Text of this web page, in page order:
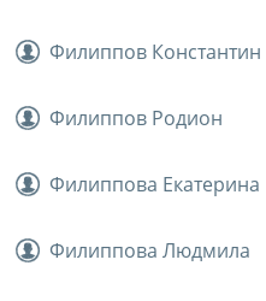
Филиппов Константин
Филиппов Родион
Филиппова Екатерина
Филиппова Людмила